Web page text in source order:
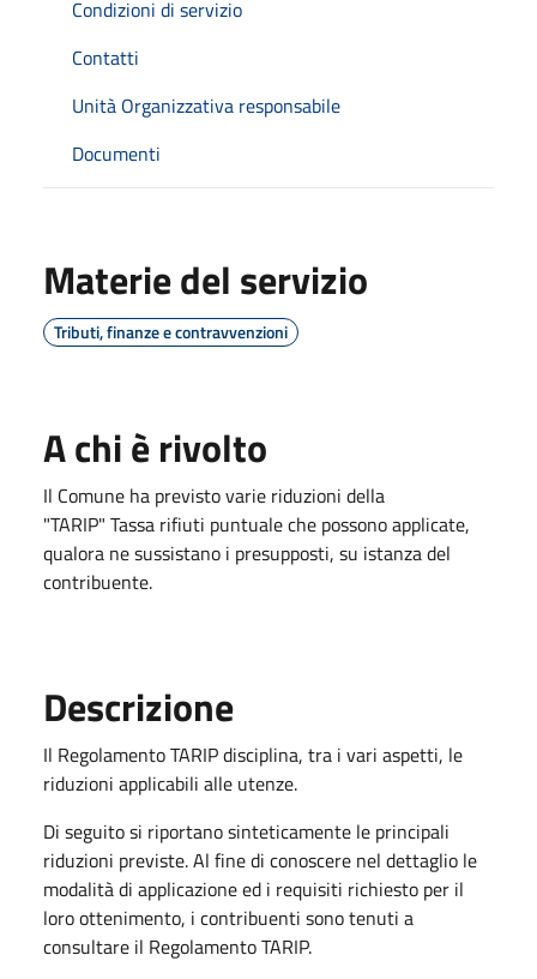
Condizioni di servizio
Contatti
Unità Organizzativa responsabile
Documenti
Materie del servizio
Tributi, finanze e contravvenzioni
A chi è rivolto
Il Comune ha previsto varie riduzioni della
"TARIP" Tassa rifiuti puntuale che possono applicate,
qualora ne sussistano i presupposti, su istanza del
contribuente.
Descrizione
Il Regolamento TARIP disciplina, tra i vari aspetti, le
riduzioni applicabili alle utenze.
Di seguito si riportano sinteticamente le principali
riduzioni previste. Al fine di conoscere nel dettaglio le
modalità di applicazione ed i requisiti richiesto per il
loro ottenimento, i contribuenti sono tenuti a
consultare il Regolamento TARIP.